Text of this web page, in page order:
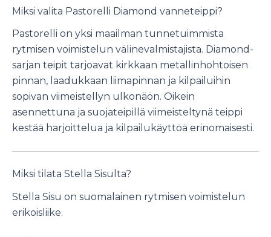
Miksi valita Pastorelli Diamond vanneteippi?
Pastorelli on yksi maailman tunnetuimmista
rytmisen voimistelun välinevalmistajista. Diamond-
sarjan teipit tarjoavat kirkkaan metallinhohtoisen
pinnan, laadukkaan liimapinnan ja kilpailuihin
sopivan viimeistellyn ulkonäön. Oikein
asennettuna ja suojateipillä viimeisteltynä teippi
kestää harjoittelua ja kilpailukäyttöä erinomaisesti.
Miksi tilata Stella Sisulta?
Stella Sisu on suomalainen rytmisen voimistelun
erikoisliike.